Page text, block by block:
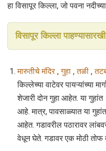
हा विसापूर किल्ला, जो पवना
विसापूर किल्ला
मारुतीचे मंदिर , गुहा , तळी ,
किल्लेच्या वाटेवर पायऱ्यांच्या
शेजारी दोन गुहा आहेत. या
आहे. मात्र, पावसाळ्यात या
आहेत. गडावरील पठारावर
वेधून घेते. गडावर एक मोठी